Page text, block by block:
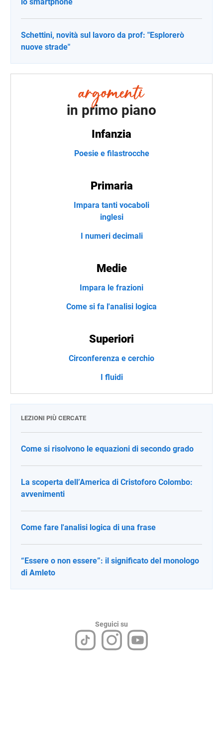
Schettini, novità sul lavoro da prof: "Esplorerò
nuove strade"
in primo piano
Infanzia
Poesie e filastrocche
Primaria
Impara tanti vocaboli
inglesi
I numeri decimali
Medie
Impara le frazioni
Come si fa l'analisi logica
Superiori
Circonferenza e cerchio
I fluidi
LEZIONI PIÙ CERCATE
Come si risolvono le equazioni di secondo grado
La scoperta dell’America di Cristoforo Colombo:
avvenimenti
Come fare l'analisi logica di una frase
“Essere o non essere”: il significato del monologo
di Amleto
Seguici su